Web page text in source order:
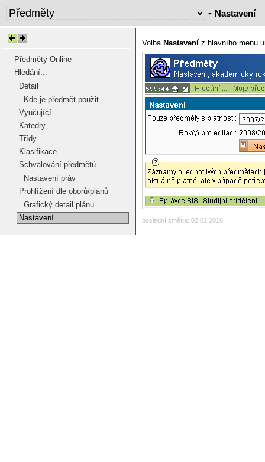
- Nastavení
Předměty Online
Hledání...
Detail
Kde je předmět použit
Vyučující
Katedry
Třídy
Klasifikace
Schvalování předmětů
Nastavení práv
Prohlížení dle oborů/plánů
Grafický detail plánu
Nastavení
Volba Nastavení z hlavního menu
poslední změna: 02.02.2016